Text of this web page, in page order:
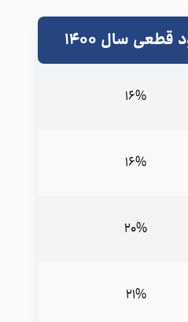
قطعی سال 1400
16%
16%
20%
21%